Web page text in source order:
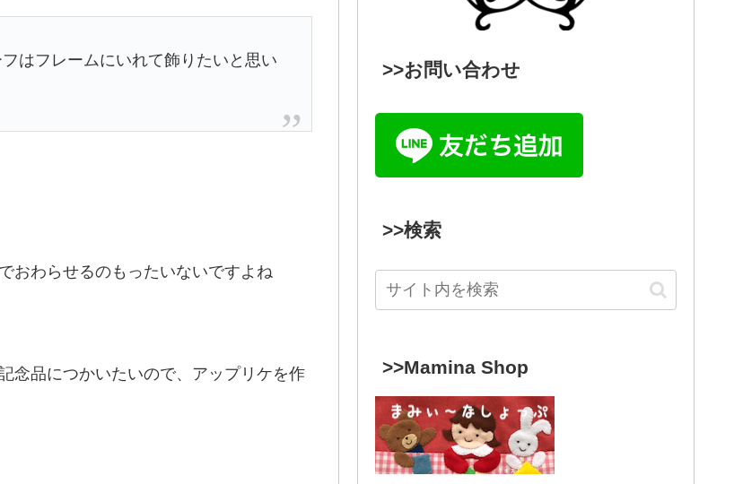
はフレームにいれて飾りたいと思い
おわらせるのもったいないですよね
念品につかいたいので、アップリケを作
>>お問い合わせ
>>検索
>>Mamina Shop